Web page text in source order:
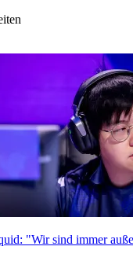
"Wir sind immer